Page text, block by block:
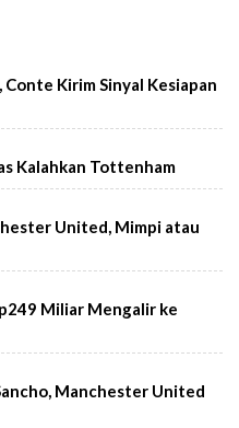
Kirim Sinyal Kesiapan
Kalahkan Tottenham
United, Mimpi atau
Miliar Mengalir ke
Manchester United